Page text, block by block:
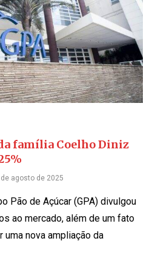
família Coelho Diniz
agosto de 2025
Pão de Açúcar (GPA) divulgou
ao mercado, além de um fato
uma nova ampliação da